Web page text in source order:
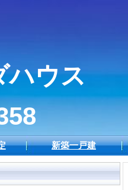
ハウス
新築一戸建